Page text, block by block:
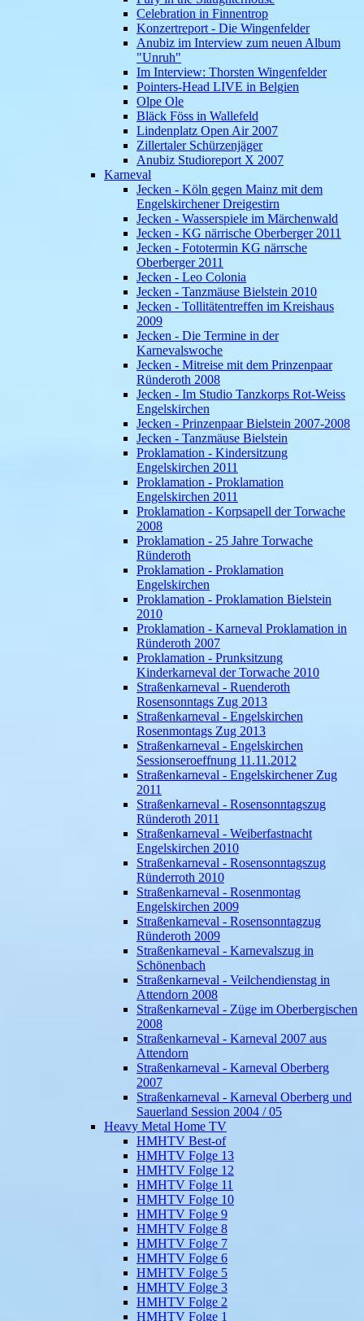
Celebration in Finnentrop
Konzertreport - Die Wingenfelder
Anubiz im Interview zum neuen Album
"Unruh"
Im Interview: Thorsten Wingenfelder
Pointers-Head LIVE in Belgien
Olpe Ole
Bläck Föss in Wallefeld
Lindenplatz Open Air 2007
Zillertaler Schürzenjäger
Anubiz Studioreport X 2007
Karneval
Jecken - Köln gegen Mainz mit dem
Engelskirchener Dreigestirn
Jecken - Wasserspiele im Märchenwald
Jecken - KG närrische Oberberger 2011
Jecken - Fototermin KG närrsche
Oberberger 2011
Jecken - Leo Colonia
Jecken - Tanzmäuse Bielstein 2010
Jecken - Tollitätentreffen im Kreishaus
2009
Jecken - Die Termine in der
Karnevalswoche
Jecken - Mitreise mit dem Prinzenpaar
Ründeroth 2008
Jecken - Im Studio Tanzkorps Rot-Weiss
Engelskirchen
Jecken - Prinzenpaar Bielstein 2007-2008
Jecken - Tanzmäuse Bielstein
Proklamation - Kindersitzung
Engelskirchen 2011
Proklamation - Proklamation
Engelskirchen 2011
Proklamation - Korpsapell der Torwache
2008
Proklamation - 25 Jahre Torwache
Ründeroth
Proklamation - Proklamation
Engelskirchen
Proklamation - Proklamation Bielstein
2010
Proklamation - Karneval Proklamation in
Ründeroth 2007
Proklamation - Prunksitzung
Kinderkarneval der Torwache 2010
Straßenkarneval - Ruenderoth
Rosensonntags Zug 2013
Straßenkarneval - Engelskirchen
Rosenmontags Zug 2013
Straßenkarneval - Engelskirchen
Sessionseroeffnung 11.11.2012
Straßenkarneval - Engelskirchener Zug
2011
Straßenkarneval - Rosensonntagszug
Ründeroth 2011
Straßenkarneval - Weiberfastnacht
Engelskirchen 2010
Straßenkarneval - Rosensonntagszug
Ründerroth 2010
Straßenkarneval - Rosenmontag
Engelskirchen 2009
Straßenkarneval - Rosensonntagzug
Ründeroth 2009
Straßenkarneval - Karnevalszug in
Schönenbach
Straßenkarneval - Veilchendienstag in
Attendorn 2008
Straßenkarneval - Züge im Oberbergischen
2008
Straßenkarneval - Karneval 2007 aus
Attendorn
Straßenkarneval - Karneval Oberberg
2007
Straßenkarneval - Karneval Oberberg und
Sauerland Session 2004 / 05
Heavy Metal Home TV
HMHTV Best-of
HMHTV Folge 13
HMHTV Folge 12
HMHTV Folge 11
HMHTV Folge 10
HMHTV Folge 9
HMHTV Folge 8
HMHTV Folge 7
HMHTV Folge 6
HMHTV Folge 5
HMHTV Folge 3
HMHTV Folge 2
HMHTV Folge 1